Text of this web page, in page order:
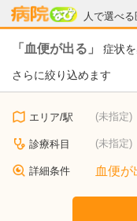
人で選べ
病院なび
「血便が出る」 症状
さらに絞り込めます
エリア/駅 (未指定)
診療科目 (未指定)
詳細条件 血便が